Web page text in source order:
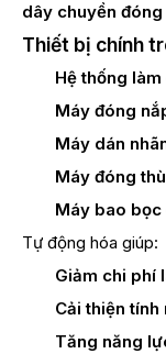
dây chuyền
Thiết bị chính
Hệ thống
Máy đóng
Máy dán
Máy đóng
Máy bao
Tự động hóa giúp:
Giảm chi phí
Cải thiện tính
Tăng năng